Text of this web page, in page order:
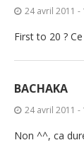
24 avril 2011 -
First to 20 ?
BACHAKA
24 avril 2011 -
Non ^^, ca